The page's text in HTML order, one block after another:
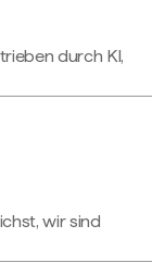
durch KI,
wir sind